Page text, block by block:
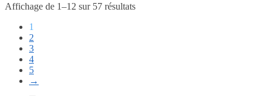
Affichage de 1–12 sur 57 résultats
1
2
3
4
5
→